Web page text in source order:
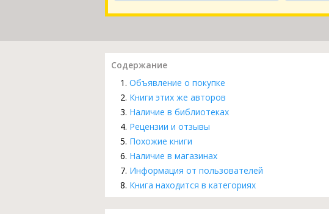
Содержание
Объявление о покупке
Книги этих же авторов
Наличие в библиотеках
Рецензии и отзывы
Похожие книги
Наличие в магазинах
Информация от пользователей
Книга находится в категориях